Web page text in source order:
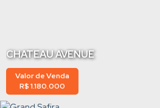
CHATEAU AVENUE
R$1.180.000
Valor de Venda